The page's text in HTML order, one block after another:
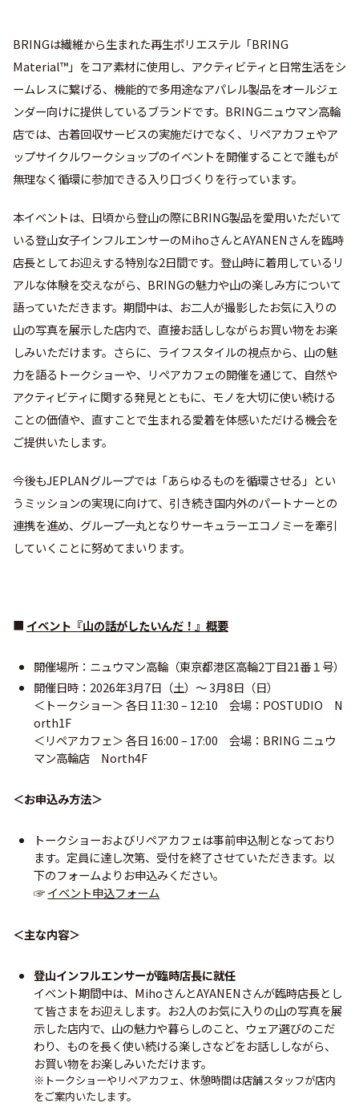
BRINGは繊維から生まれた再生ポリエステル「BRING
Material™」をコア素材に使用し、アクティビティと日常生活をシ
ームレスに繋げる、機能的で多用途なアパレル製品をオールジェ
ンダー向けに提供しているブランドです。BRINGニュウマン高輪
店では、古着回収サービスの実施だけでなく、リペアカフェやア
ップサイクルワークショップのイベントを開催することで誰もが
無理なく循環に参加できる入り口づくりを行っています。
本イベントは、日頃から登山の際にBRING製品を愛用いただいて
いる登山女子インフルエンサーのMihoさんとAYANENさんを臨時
店長としてお迎えする特別な2日間です。登山時に着用しているリ
アルな体験を交えながら、BRINGの魅力や山の楽しみ方について
語っていただきます。期間中は、お二人が撮影したお気に入りの
山の写真を展示した店内で、直接お話ししながらお買い物をお楽
しみいただけます。さらに、ライフスタイルの視点から、山の魅
力を語るトークショーや、リペアカフェの開催を通じて、自然や
アクティビティに関する発見とともに、モノを大切に使い続ける
ことの価値や、直すことで生まれる愛着を体感いただける機会を
ご提供いたします。
今後もJEPLANグループでは「あらゆるものを循環させる」とい
うミッションの実現に向けて、引き続き国内外のパートナーとの
連携を進め、グループ一丸となりサーキュラーエコノミーを牽引
していくことに努めてまいります。
■ イベント『山の話がしたいんだ！』概要
開催場所：ニュウマン高輪（東京都港区高輪2丁目21番１号）
開催日時：2026年3月7日（土）～ 3月8日（日）
＜トークショー＞ 各日 11:30 – 12:10 会場：POSTUDIO N
orth1F
＜リペアカフェ＞ 各日 16:00 – 17:00 会場：BRING ニュウ
マン高輪店 North4F
＜お申込み方法＞
トークショーおよびリペアカフェは事前申込制となっており
ます。定員に達し次第、受付を終了させていただきます。以
下のフォームよりお申込みください。
☞イベント申込フォーム
＜主な内容＞
登山インフルエンサーが臨時店長に就任
イベント期間中は、MihoさんとAYANENさんが臨時店長とし
て皆さまをお迎えします。お2人のお気に入りの山の写真を展
示した店内で、山の魅力や暮らしのこと、ウェア選びのこだ
わり、ものを長く使い続ける楽しさなどをお話ししながら、
お買い物をお楽しみいただけます。
※トークショーやリペアカフェ、休憩時間は店舗スタッフが店内
をご案内いたします。